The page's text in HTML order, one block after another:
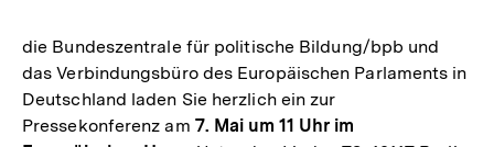
die Bundeszentrale für politische Bildung/bpb und
das Verbindungsbüro des Europäischen Parlaments in
Deutschland laden Sie herzlich ein zur
Pressekonferenz am 7. Mai um 11 Uhr im